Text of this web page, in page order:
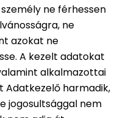
ne férhessen
ne
azokat ne
A kezelt adatokat
alkalmazottai
Adatkezelő harmadik,
jogosultsággal nem